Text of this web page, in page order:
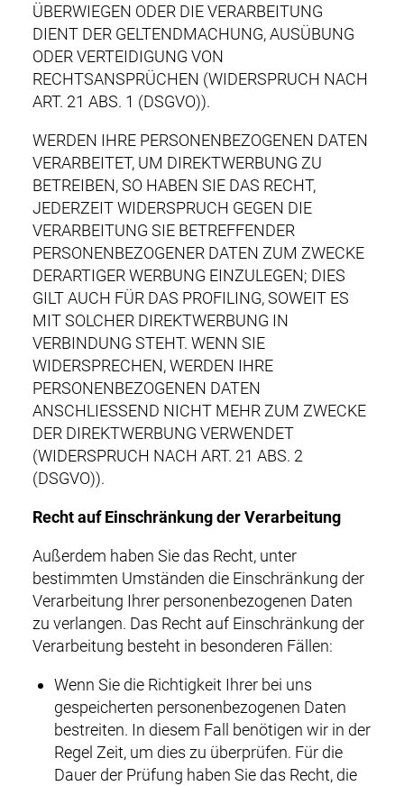
ÜBERWIEGEN ODER DIE VERARBEITUNG
DIENT DER GELTENDMACHUNG, AUSÜBUNG
ODER VERTEIDIGUNG VON
RECHTSANSPRÜCHEN (WIDERSPRUCH NACH
ART. 21 ABS. 1 (DSGVO)).
WERDEN IHRE PERSONENBEZOGENEN DATEN
VERARBEITET, UM DIREKTWERBUNG ZU
BETREIBEN, SO HABEN SIE DAS RECHT,
JEDERZEIT WIDERSPRUCH GEGEN DIE
VERARBEITUNG SIE BETREFFENDER
PERSONENBEZOGENER DATEN ZUM ZWECKE
DERARTIGER WERBUNG EINZULEGEN; DIES
GILT AUCH FÜR DAS PROFILING, SOWEIT ES
MIT SOLCHER DIREKTWERBUNG IN
VERBINDUNG STEHT. WENN SIE
WIDERSPRECHEN, WERDEN IHRE
PERSONENBEZOGENEN DATEN
ANSCHLIESSEND NICHT MEHR ZUM ZWECKE
DER DIREKTWERBUNG VERWENDET
(WIDERSPRUCH NACH ART. 21 ABS. 2
(DSGVO)).
Recht auf Einschränkung der Verarbeitung
Außerdem haben Sie das Recht, unter
bestimmten Umständen die Einschränkung der
Verarbeitung Ihrer personenbezogenen Daten
zu verlangen. Das Recht auf Einschränkung der
Verarbeitung besteht in besonderen Fällen:
Wenn Sie die Richtigkeit Ihrer bei uns
gespeicherten personenbezogenen Daten
bestreiten. In diesem Fall benötigen wir in der
Regel Zeit, um dies zu überprüfen. Für die
Dauer der Prüfung haben Sie das Recht, die